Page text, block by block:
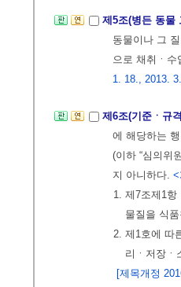
제5조(병든 동물
동물이나 그
으로 채취ㆍ
1. 18., 2013.
제6조(기준ㆍ규
에 해당하는
(이하 “심의위
지 아니하다. <
1. 제7조제1
물질을 식
2. 제1호에 따
리ㆍ저장ㆍ
[제목개정